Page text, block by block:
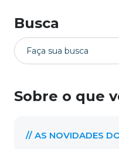
Busca
Sobre o que
// AS NOVIDADES